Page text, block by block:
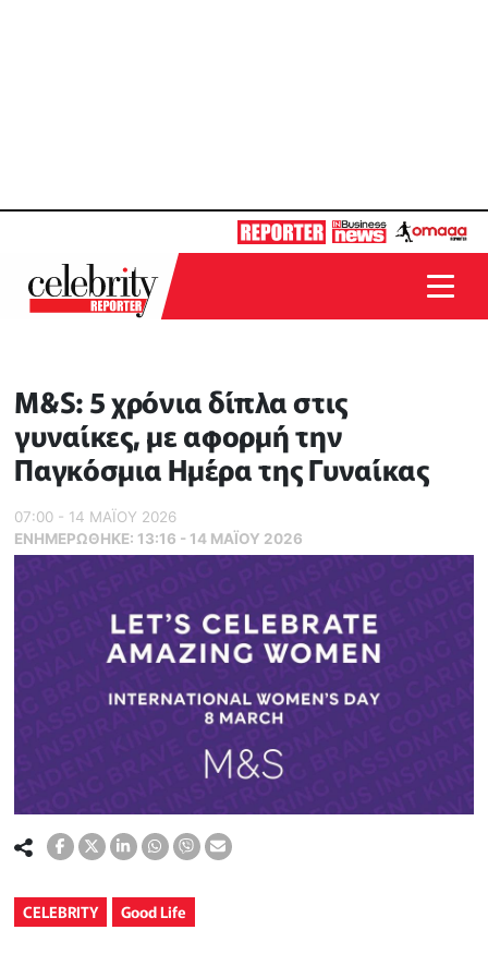
M&S: 5 χρόνια δίπλα στις
γυναίκες, με αφορμή την
Παγκόσμια Ημέρα της Γυναίκας
07:00 - 14 ΜΑΪ́ΟΥ 2026
ΕΝΗΜΕΡΏΘΗΚΕ: 13:16 - 14 ΜΑΪ́ΟΥ 2026
CELEBRITY Good Life